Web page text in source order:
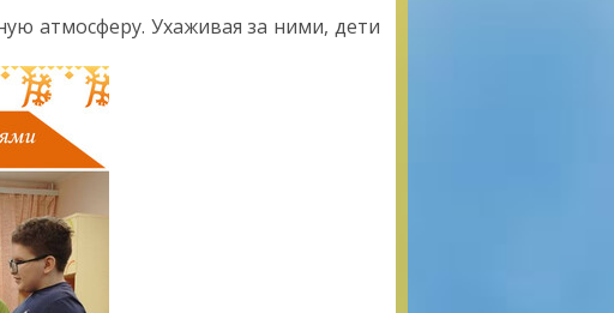
атмосферу. Ухаживая за ними, дети